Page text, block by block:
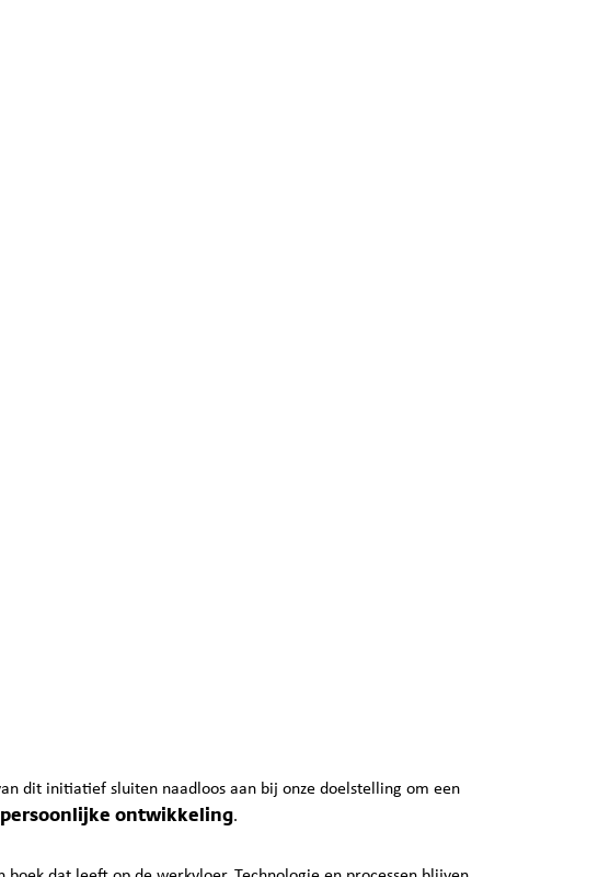
dit initiatief sluiten naadloos aan bij onze doelstelling om een
ontwikkeling.